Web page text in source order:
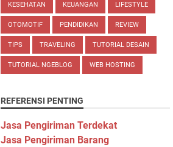
KESEHATAN KEUANGAN LIFESTYLE
OTOMOTIF PENDIDIKAN REVIEW
TIPS TRAVELING TUTORIAL DESAIN
TUTORIAL NGEBLOG WEB HOSTING
REFERENSI PENTING
Jasa Pengiriman Terdekat
Jasa Pengiriman Barang